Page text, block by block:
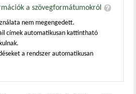
a szövegformátumokról
nem megengedett.
címek automatikusan kattintható
a rendszer automatikusan